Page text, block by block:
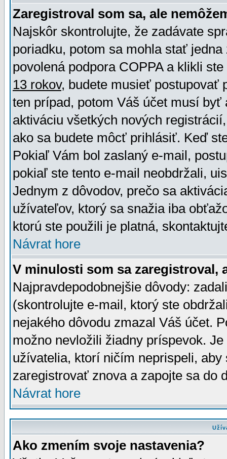
Zaregistroval som sa, ale
Najskôr skontrolujte, že zadávate
poriadku, potom sa mohla stať
povolená podpora COPPA a klikli
13 rokov, budete musieť postupovať
ten prípad, potom Váš účet musí
aktiváciu všetkých nových
ako sa budete môcť prihlásiť. Keď
Pokiaľ Vám bol zaslaný e-mail,
pokiaľ ste tento e-mail neobdržali,
Jednym z dôvodov, prečo sa
užívateľov, ktorý sa snažia iba
ktorú ste použili je platná,
Návrat hore
V minulosti som sa zaregistroval,
Najpravdepodobnejšie dôvody:
(skontrolujte e-mail, ktorý ste
nejakého dôvodu zmazal Váš účet.
možno nevložili žiadny príspevok.
užívatelia, ktorí ničím neprispeli,
zaregistrovať znova a zapojte sa do
Návrat hore
Ako zmením svoje nastavenia?